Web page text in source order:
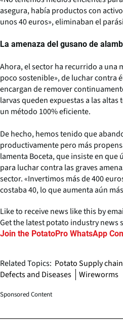
asegura, había productos con
unos 40 euros», eliminaban el
La amenaza del gusano de
Ahora, el sector ha recurrido a una
poco sostenible», de luchar contra
encargan de remover
larvas queden expuestas a las
un método 100% eficiente.
De hecho, hemos tenido que
productivamente pero más
lamenta Boceta, que insiste en que
para luchar contra las graves
sector. «Invertimos más de 400
costaba 40, lo que aumenta aún
Like to receive news like this by
Get the latest potato industry news
Join the PotatoPro WhatsApp
Related Topics: Potato Supply chain
Defects and Diseases
Wireworms
Sponsored Content